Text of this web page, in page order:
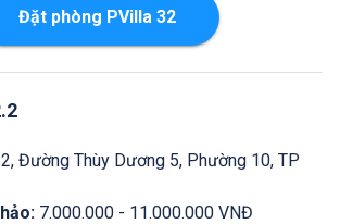
Đặt phòng PVilla 32
Đường Thùy Dương 5, Phường 10, TP
7.000.000 - 11.000.000 VNĐ